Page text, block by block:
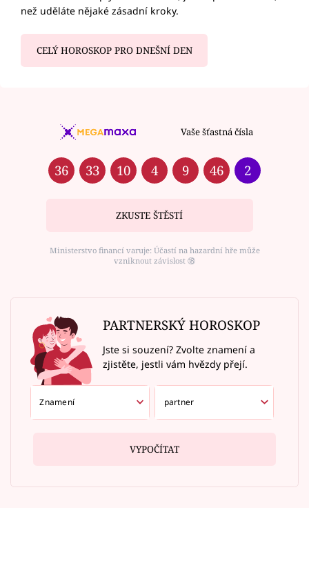
než uděláte nějaké zásadní kroky.
CELÝ HOROSKOP PRO DNEŠNÍ DEN
Vaše šťastná čísla
36 33 10 4 9 46 2
ZKUSTE ŠTĚSTÍ
Ministerstvo financí varuje: Účastí na hazardní hře může
vzniknout závislost ⑱
PARTNERSKÝ HOROSKOP
Jste si souzení? Zvolte znamení a
zjistěte, jestli vám hvězdy přejí.
VYPOČÍTAT